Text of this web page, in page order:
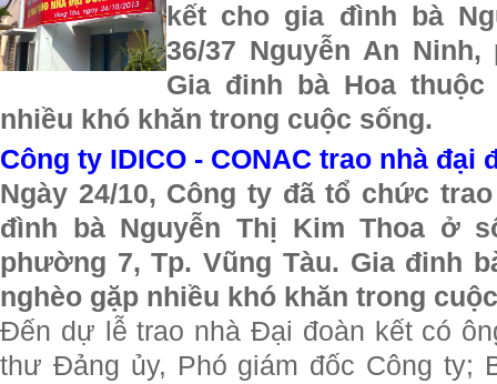
kết cho gia đình bà
36/37 Nguyễn An
Gia đinh bà Hoa
nhiều khó khăn trong cuộc sống.
Công ty IDICO - CONAC trao nhà đại
Ngày 24/10, Công ty đã tổ chức
đình bà Nguyễn Thị Kim Thoa ở
phường 7, Tp. Vũng Tàu. Gia đinh
nghèo gặp nhiều khó khăn trong
Đến dự lễ trao nhà Đại đoàn kết có
thư Đảng ủy, Phó giám đốc Công ty;